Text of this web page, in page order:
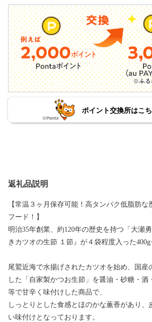
ポイント交換所はこ
返礼品説明
【常温３ヶ月保存可能！高タンパク低脂肪な
フード！】
明治35年創業、約120年の歴史を持つ「大瀬
きカツオの生節 １節』が４袋程度入った400g
尾鷲近海で水揚げされたカツオを始め、国産
した「自家製かつお生節」を醤油・砂糖・酒
等で甘辛く味付けした商品で、
しっとりとした食感とほのかな薫香があり、
い味付けとなっております。